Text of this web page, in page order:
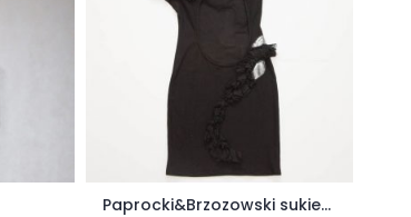
Paprocki&Brzozowski sukienka